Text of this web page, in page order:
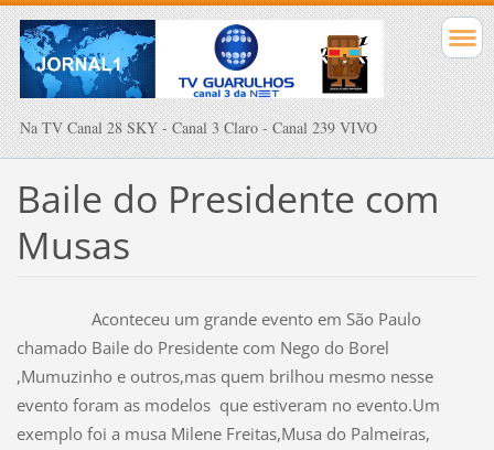
Na TV Canal 28 SKY - Canal 3 Claro - Canal 239 VIVO
Baile do Presidente com
Musas
Aconteceu um grande evento em São Paulo
chamado Baile do Presidente com Nego do Borel
,Mumuzinho e outros,mas quem brilhou mesmo nesse
evento foram as modelos que estiveram no evento.Um
exemplo foi a musa Milene Freitas,Musa do Palmeiras,